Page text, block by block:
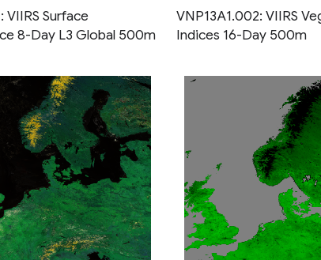
VIIRS Surface
8-Day L3 Global 500m
VNP13A1.002: VIIRS
Indices 16-Day 500m